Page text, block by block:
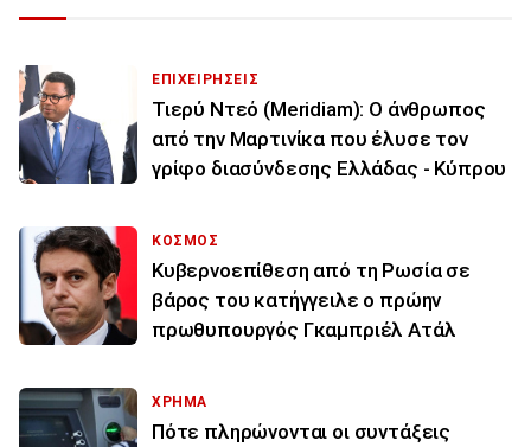
ΕΠΙΧΕΙΡΗΣΕΙΣ
Τιερύ Ντεό (Meridiam): Ο άνθρωπος
από την Μαρτινίκα που έλυσε τον
γρίφο διασύνδεσης Ελλάδας - Κύπρου
ΚΟΣΜΟΣ
Κυβερνοεπίθεση από τη Ρωσία σε
βάρος του κατήγγειλε ο πρώην
πρωθυπουργός Γκαμπριέλ Ατάλ
ΧΡΗΜΑ
Πότε πληρώνονται οι συντάξεις